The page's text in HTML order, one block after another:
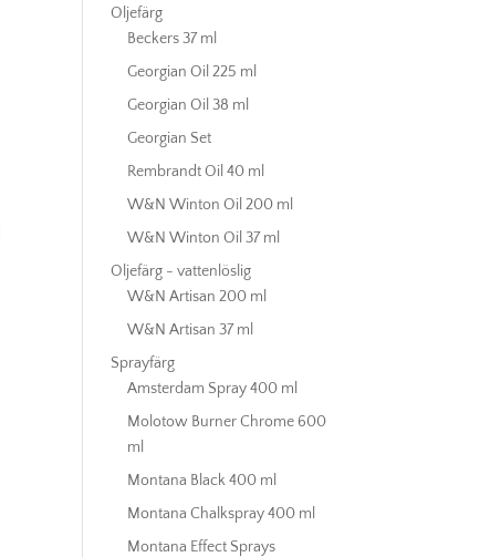
Oljefärg
Beckers 37 ml
Georgian Oil 225 ml
Georgian Oil 38 ml
Georgian Set
Rembrandt Oil 40 ml
W&N Winton Oil 200 ml
W&N Winton Oil 37 ml
Oljefärg - vattenlöslig
W&N Artisan 200 ml
W&N Artisan 37 ml
Sprayfärg
Amsterdam Spray 400 ml
Molotow Burner Chrome 600
ml
Montana Black 400 ml
Montana Chalkspray 400 ml
Montana Effect Sprays